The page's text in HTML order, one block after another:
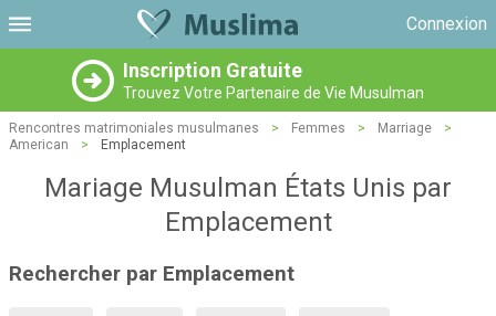
Connexion
Inscription Gratuite
Trouvez Votre Partenaire de Vie Musulman
Rencontres matrimoniales musulmanes > Femmes > Marriage
>
American
> Emplacement
Mariage Musulman États Unis par
Emplacement
Rechercher par Emplacement